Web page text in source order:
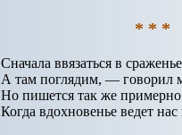
* * *
Сначала ввязаться в
А там поглядим, — говорил
Но пишется так же примерно
Когда вдохновенье ведет нас